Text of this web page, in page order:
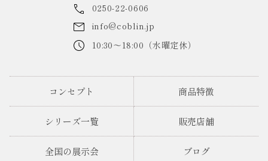
0250-22-0606
info@coblin.jp
10:30～18:00（水曜定休）
コンセプト 商品特徴
シリーズ一覧 販売店舗
全国の展示会 ブログ